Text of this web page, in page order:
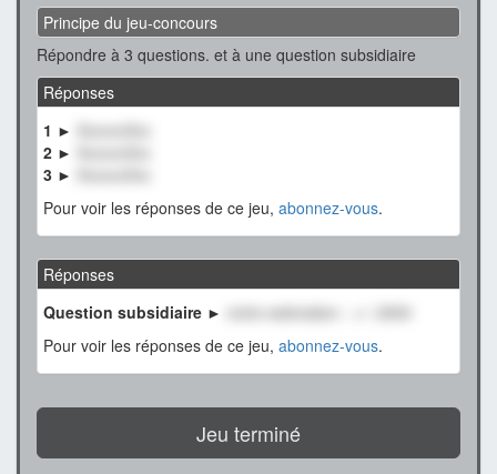
Principe du jeu-concours
Répondre à 3 questions. et à une question subsidiaire
Réponses
1 ►
2 ►
3 ►
Pour voir les réponses de ce jeu, abonnez-vous.
Réponses
Question subsidiaire ►
notre estimation : +/- 2500
Pour voir les réponses de ce jeu, abonnez-vous.
Jeu terminé